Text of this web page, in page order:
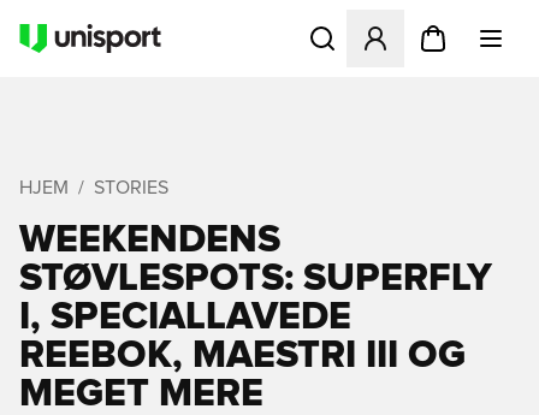
Åbner en Modal til at
HJEM STORIES
WEEKENDENS
STØVLESPOTS: SUPERFLY
I, SPECIALLAVEDE
REEBOK, MAESTRI III OG
MEGET MERE